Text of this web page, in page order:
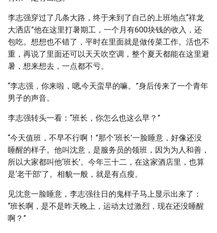
李志强穿过了几条大路，终于来到了自己的上班地点“祥龙
大洒店”他在这里打暑期工，一个月有600块钱的收入，还
包吃。想想也不错了，平时在里面就是做传菜工作。活也不
重，再说了里面还可以天天吹空调，整个夏天都能在这里避
暑，想来想去，一点都不亏。
“李志强，你来啦，嗯,今天蛮早的嘛。”身后传来了一个青年
男子的声音。
李志强转头一看：“班长，你怎么也这么早？”
“今天值班，不早不行啊！”那个‘班长’一脸睡意，好像还没
睡醒的样子。他叫沈意，是服务员的领班，因为为人和善，
所以大家都叫他‘班长’。今年三十二，在这家酒店里，也算
是‘老干部’了。相貌一般，就是有点瘦。
见沈意一脸睡意，李志强往日的鬼样子马上显示出来了：
“班长啊，是不是昨天晚上，运动太过激烈，现在还没睡醒
啊？”